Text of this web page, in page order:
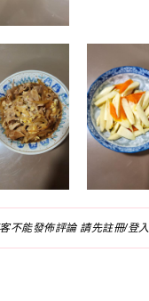
不能發佈評論 請先註冊/登入